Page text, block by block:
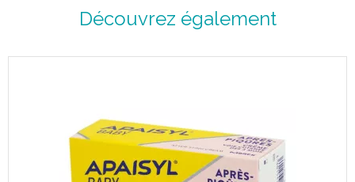
Facile à utiliser, il ne coule pas et s’ élimine en un simple
Laisse les cheveux propres, souples et faciles à coiffer
Adulte et enfant à partir de 2 ans.
Découvrez également